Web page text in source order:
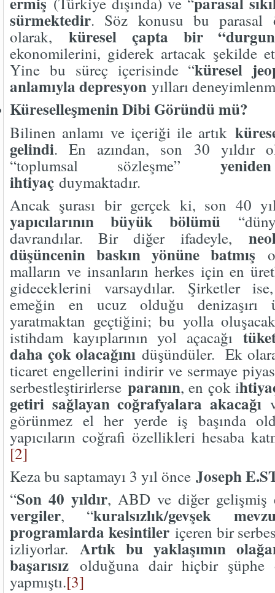
sürmektedir. Söz konusu bu parasal
olarak, küresel çapta bir
ekonomilerini, giderek artacak şekilde
Yine bu süreç içerisinde “küresel
anlamıyla depresyon yılları
Küreselleşmenin Dibi Göründü mü?
Bilinen anlamı ve içeriği ile artık
gelindi. En azından, son 30 yıldır
“toplumsal sözleşme”
ihtiyaç duymaktadır.
Ancak şurası bir gerçek ki, son 40
yapıcılarının büyük bölümü
davrandılar. Bir diğer ifadeyle,
düşüncenin baskın yönüne batmış
malların ve insanların herkes için en
gideceklerini varsaydılar. Şirketler
emeğin en ucuz olduğu denizaşırı
yaratmaktan geçtiğini; bu yolla
istihdam kayıplarının yol açacağı
daha çok olacağını düşündüler. Ek
ticaret engellerini indirir ve sermaye
serbestleştirirlerse paranın, en çok i
getiri sağlayan coğrafyalara akacağı
görünmez el her yerde iş başında
yapıcıların coğrafi özellikleri hesaba
[2]
Keza bu saptamayı 3 yıl önce Joseph
“Son 40 yıldır, ABD ve diğer
vergiler, “kuralsızlık/gevşek
programlarda kesintileriçeren bir
izliyorlar. Artık bu yaklaşımın
başarısız olduğuna dair hiçbir şüphe
yapmıştı.[3]